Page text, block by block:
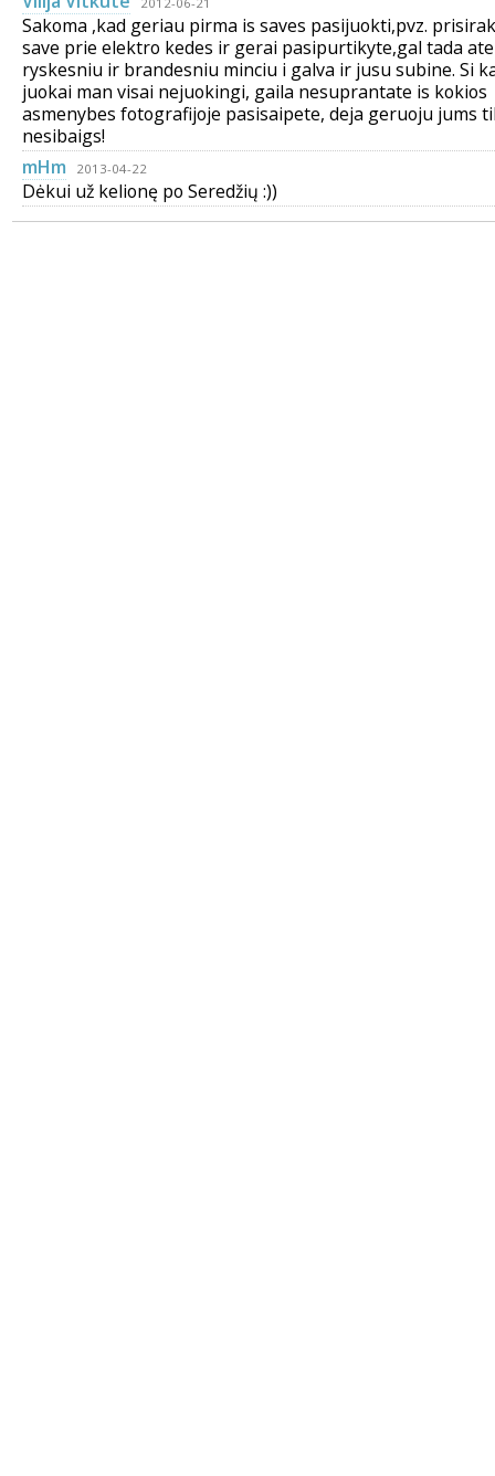
Sakoma ,kad geriau pirma is saves pasijuokti,pvz.
save prie elektro kedes ir gerai pasipurtikyte,gal tada
ryskesniu ir brandesniu minciu i galva ir jusu subine. Si
juokai man visai nejuokingi, gaila nesuprantate is kokios
asmenybes fotografijoje pasisaipete, deja geruoju jums
nesibaigs!
mHm
2013-04-22
Dėkui už kelionę po Seredžių :))